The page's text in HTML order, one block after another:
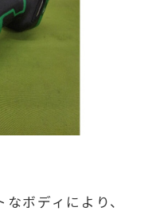
ボディにより、